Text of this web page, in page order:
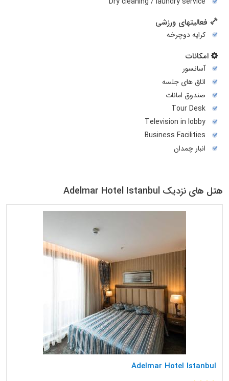
فعالیتهای ورزشی
کرایه دوچرخه
امکانات
آسانسور
اتاق های جلسه
صندوق امانات
Tour Desk
Television in lobby
Business Facilities
انبار چمدان
هتل های نزدیک Adelmar Hotel Istanbul
Adelmar Hotel Istanbul